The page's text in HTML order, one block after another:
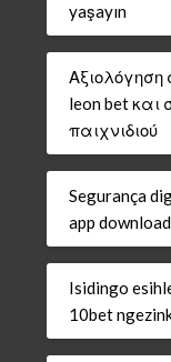
yaşayın
Αξιολόγηση
leon bet και
παιχνιδιού
Segurança
app
Isidingo
10bet